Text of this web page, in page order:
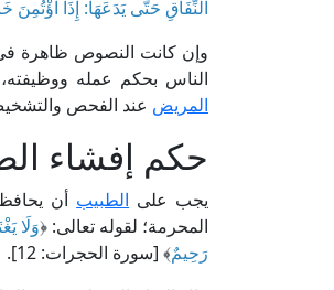
النِّفَاقِ حَتَّى يَدَعَهَا: إِذَا
وإن كانت النصوص ظاهرة في
الناس بحكم عمله
المريض عند الفحص
حكم إفشاء
يجب على الطبيب أن
المحرمة؛ لقوله تعالى: ﴿وَلَا
رَحِيمٌ﴾ [سورة الحجرات: 12].